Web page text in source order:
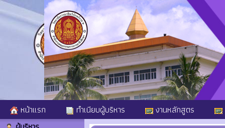
หน้าแรก ทำเนียบผู้บริหาร งานหลักสูตร